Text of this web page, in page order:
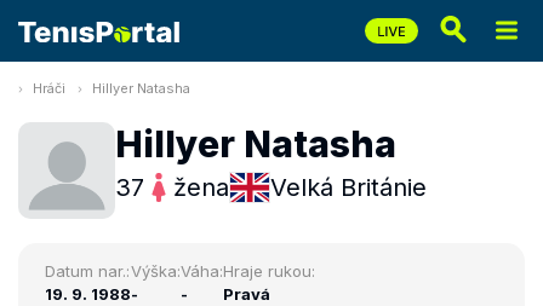
Hráči Hillyer Natasha
Hillyer Natasha
37 žena Velká Británie
Datum nar.:
19. 9. 1988
Výška:
-
Váha:
-
Hraje rukou:
Pravá